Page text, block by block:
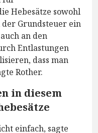
Hebesätze sowohl
Grundsteuer ein
an den
Entlastungen
dass man
Rother.
in diesem
einfach, sagte